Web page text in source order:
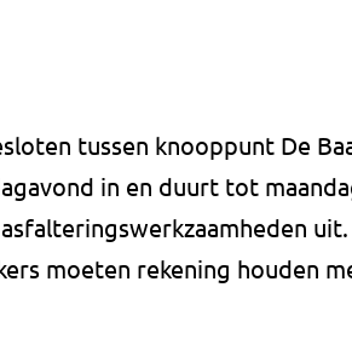
tussen knooppunt De
in en duurt tot
uit.
moeten rekening houden